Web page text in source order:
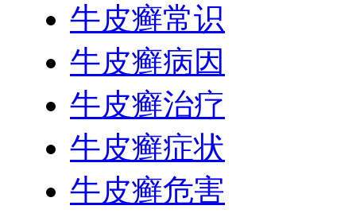
牛皮癣常识
牛皮癣病因
牛皮癣治疗
牛皮癣症状
牛皮癣危害